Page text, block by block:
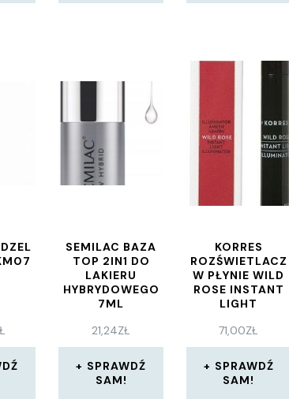
SEMILAC BAZA
TOP 2IN1 DO
LAKIERU
HYBRYDOWEGO
7ML
21,24ZŁ
SPRAWDŹ
SAM!
KORRES
ROZŚWIETLACZ
W PŁYNIE WILD
ROSE INSTANT
LIGHT
71,00ZŁ
SPRAWDŹ
SAM!